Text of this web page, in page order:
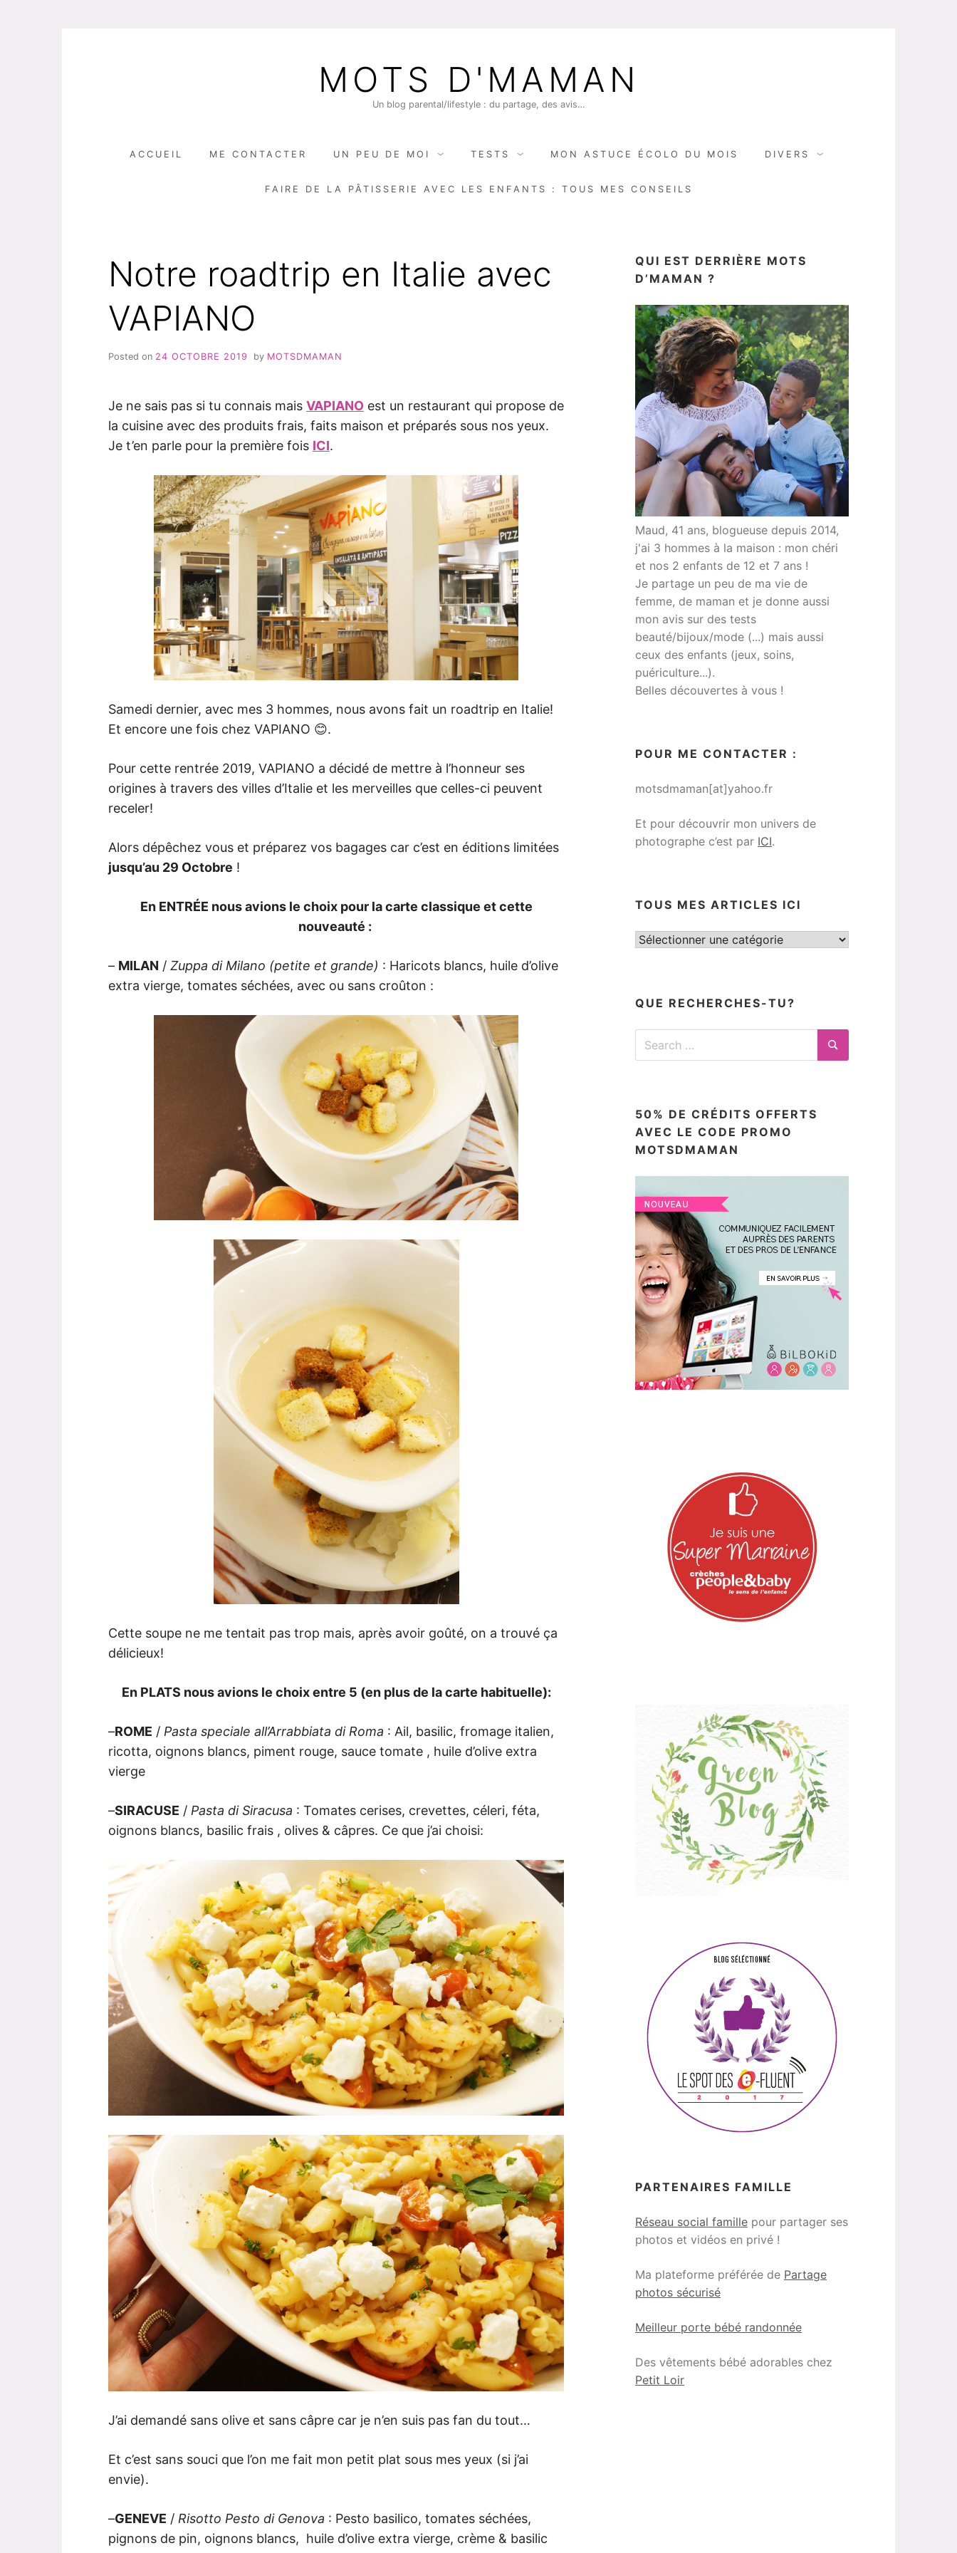
MOTS D'MAMAN
Un blog parental/lifestyle : du partage, des avis…
ACCUEIL ME CONTACTER UN PEU DE MOI TESTS MON ASTUCE ÉCOLO DU MOIS DIVERS
FAIRE DE LA PÂTISSERIE AVEC LES ENFANTS : TOUS MES CONSEILS
Notre roadtrip en Italie avec
VAPIANO
Posted on 24 OCTOBRE 2019 by MOTSDMAMAN
Je ne sais pas si tu connais mais VAPIANO est un restaurant qui propose de
la cuisine avec des produits frais, faits maison et préparés sous nos yeux.
Je t’en parle pour la première fois ICI.
Samedi dernier, avec mes 3 hommes, nous avons fait un roadtrip en Italie!
Et encore une fois chez VAPIANO 😊.
Pour cette rentrée 2019, VAPIANO a décidé de mettre à l’honneur ses
origines à travers des villes d’Italie et les merveilles que celles-ci peuvent
receler!
Alors dépêchez vous et préparez vos bagages car c’est en éditions limitées
jusqu’au 29 Octobre !
En ENTRÉE nous avions le choix pour la carte classique et cette
nouveauté :
– MILAN / Zuppa di Milano (petite et grande) : Haricots blancs, huile d’olive
extra vierge, tomates séchées, avec ou sans croûton :
Cette soupe ne me tentait pas trop mais, après avoir goûté, on a trouvé ça
délicieux!
En PLATS nous avions le choix entre 5 (en plus de la carte habituelle):
–ROME / Pasta speciale all’Arrabbiata di Roma : Ail, basilic, fromage italien,
ricotta, oignons blancs, piment rouge, sauce tomate , huile d’olive extra
vierge
–SIRACUSE / Pasta di Siracusa : Tomates cerises, crevettes, céleri, féta,
oignons blancs, basilic frais , olives & câpres. Ce que j’ai choisi:
J’ai demandé sans olive et sans câpre car je n’en suis pas fan du tout…
Et c’est sans souci que l’on me fait mon petit plat sous mes yeux (si j’ai
envie).
–GENEVE / Risotto Pesto di Genova : Pesto basilico, tomates séchées,
pignons de pin, oignons blancs, huile d’olive extra vierge, crème & basilic
QUI EST DERRIÈRE MOTS
D’MAMAN ?
Maud, 41 ans, blogueuse depuis 2014,
j'ai 3 hommes à la maison : mon chéri
et nos 2 enfants de 12 et 7 ans !
Je partage un peu de ma vie de
femme, de maman et je donne aussi
mon avis sur des tests
beauté/bijoux/mode (...) mais aussi
ceux des enfants (jeux, soins,
puériculture...).
Belles découvertes à vous !
POUR ME CONTACTER :
motsdmaman[at]yahoo.fr
Et pour découvrir mon univers de
photographe c’est par ICI.
TOUS MES ARTICLES ICI
Tous
QUE RECHERCHES-TU?
Search
Search
50% DE CRÉDITS OFFERTS
AVEC LE CODE PROMO
MOTSDMAMAN
PARTENAIRES FAMILLE
Réseau social famille pour partager ses
photos et vidéos en privé !
Ma plateforme préférée de Partage
photos sécurisé
Meilleur porte bébé randonnée
Des vêtements bébé adorables chez
Petit Loir